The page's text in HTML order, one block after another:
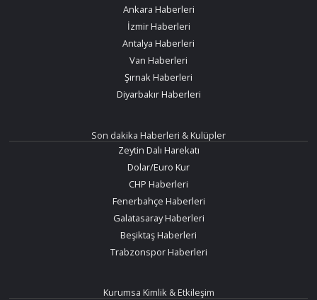
Ankara Haberleri
İzmir Haberleri
Antalya Haberleri
Van Haberleri
Şırnak Haberleri
Diyarbakır Haberleri
Son dakika Haberleri & Kulüpler
Zeytin Dalı Harekatı
Dolar/Euro Kur
CHP Haberleri
Fenerbahçe Haberleri
Galatasaray Haberleri
Beşiktaş Haberleri
Trabzonspor Haberleri
Kurumsa Kimlik & Etkileşim